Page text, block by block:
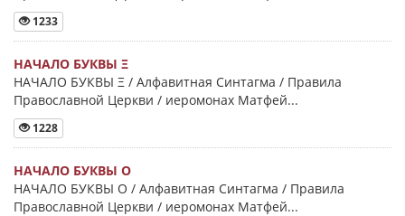
1233
НАЧАЛО БУКВЫ Ξ
НАЧАЛО БУКВЫ Ξ / Алфавитная Синтагма / Правила
Православной Церкви / иеромонах Матфей...
1228
НАЧАЛО БУКВЫ Ο
НАЧАЛО БУКВЫ Ο / Алфавитная Синтагма / Правила
Православной Церкви / иеромонах Матфей...